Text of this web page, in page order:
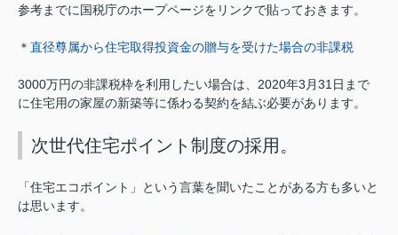
参考までに国税庁のホープページをリンクで貼っておきます。
＊ 直径尊属から住宅取得投資金の贈与を受けた場合の非課税
3000万円の非課税枠を利用したい場合は、2020年3月31日まで
に住宅用の家屋の新築等に係わる契約を結ぶ必要があります。
次世代住宅ポイント制度の採用。
「住宅エコポイント」という言葉を聞いたことがある方も多いと
は思います。